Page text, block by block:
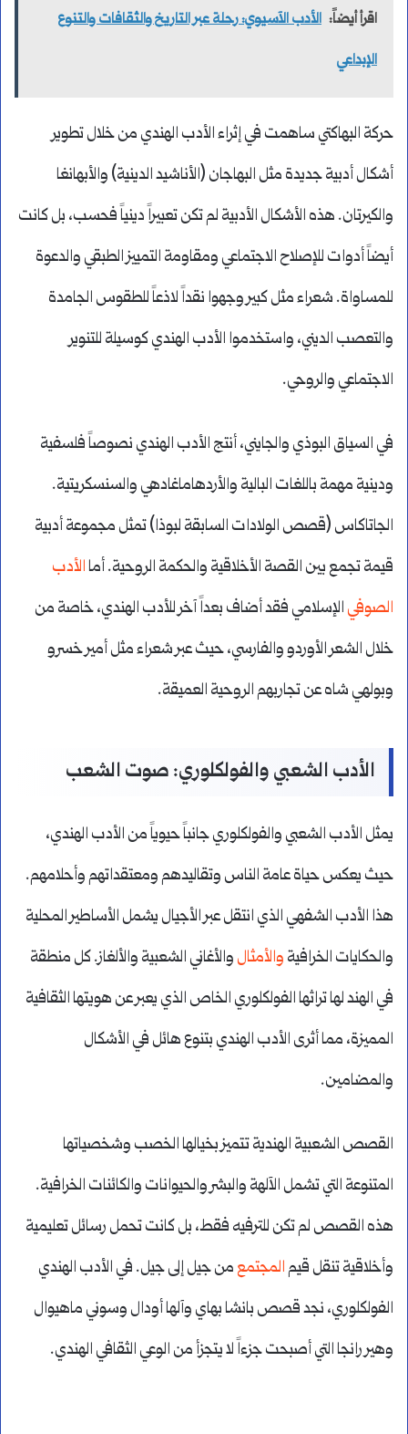
اقرأ أيضاً: الأدب الآسيوي: رحلة عبر التاريخ والثقافات والتنوع
الإبداعي
حركة البهاكتي ساهمت في إثراء الأدب الهندي من خلال تطوير
أشكال أدبية جديدة مثل البهاجان (الأناشيد الدينية) والأبهانغا
والكيرتان. هذه الأشكال الأدبية لم تكن تعبيراً دينياً فحسب، بل كانت
أيضاً أدوات للإصلاح الاجتماعي ومقاومة التمييز الطبقي والدعوة
للمساواة. شعراء مثل كبير وجهوا نقداً لاذعاً للطقوس الجامدة
والتعصب الديني، واستخدموا الأدب الهندي كوسيلة للتنوير
الاجتماعي والروحي.
في السياق البوذي والجايني، أنتج الأدب الهندي نصوصاً فلسفية
ودينية مهمة باللغات البالية والأردهاماغادهي والسنسكريتية.
الجاتاكاس (قصص الولادات السابقة لبوذا) تمثل مجموعة أدبية
قيمة تجمع بين القصة الأخلاقية والحكمة الروحية. أماالأدب
الصوفي الإسلامي فقد أضاف بعداً آخر للأدب الهندي، خاصة من
خلال الشعر الأوردو والفارسي، حيث عبر شعراء مثل أمير خسرو
وبولهي شاه عن تجاربهم الروحية العميقة.
الأدب الشعبي والفولكلوري: صوت الشعب
يمثل الأدب الشعبي والفولكلوري جانباً حيوياً من الأدب الهندي،
حيث يعكس حياة عامة الناس وتقاليدهم ومعتقداتهم وأحلامهم.
هذا الأدب الشفهي الذي انتقل عبر الأجيال يشمل الأساطير المحلية
والحكايات الخرافية والأمثال والأغاني الشعبية والألغاز. كل منطقة
في الهند لها تراثها الفولكلوري الخاص الذي يعبر عن هويتها الثقافية
المميزة، مما أثرى الأدب الهندي بتنوع هائل في الأشكال
والمضامين.
القصص الشعبية الهندية تتميز بخيالها الخصب وشخصياتها
المتنوعة التي تشمل الآلهة والبشر والحيوانات والكائنات الخرافية.
هذه القصص لم تكن للترفيه فقط، بل كانت تحمل رسائل تعليمية
وأخلاقية تنقل قيمالمجتمع من جيل إلى جيل. في الأدب الهندي
الفولكلوري، نجد قصص بانشا بهاي وآلها أودال وسوني ماهيوال
وهير رانجا التي أصبحت جزءاً لا يتجزأ من الوعي الثقافي الهندي.